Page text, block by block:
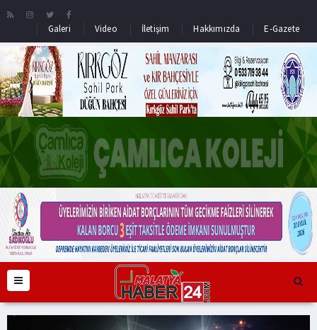
Galeri Video İletişim Hakkımızda E-Gazete